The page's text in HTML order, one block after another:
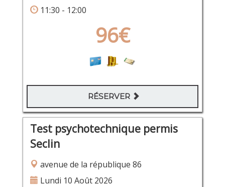
11:30 - 12:00
96€
RÉSERVER
Test psychotechnique permis
Seclin
avenue de la république 86
Lundi 10 Août 2026